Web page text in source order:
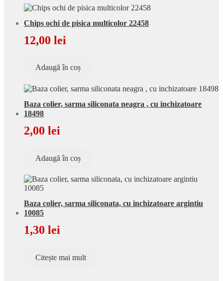
Chips ochi de pisica multicolor 22458
12,00 lei
Adaugă în coș
Baza colier, sarma siliconata neagra , cu inchizatoare
18498
2,00 lei
Adaugă în coș
Baza colier, sarma siliconata, cu inchizatoare argintiu
10085
1,30 lei
Citește mai mult